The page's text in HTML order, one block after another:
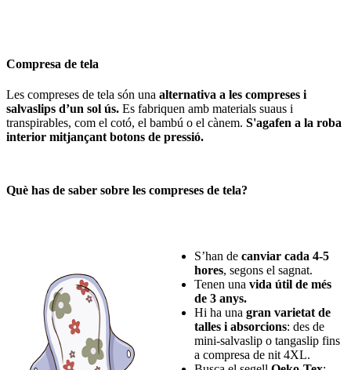
Compresa de tela
Les compreses de tela són una alternativa a les compreses i
salvaslips d’un sol ús. Es fabriquen amb materials suaus i
transpirables, com el cotó, el bambú o el cànem. S'agafen a la roba
interior mitjançant botons de pressió.
Què has de saber sobre les compreses de tela?
S’han de canviar cada 4-5
hores, segons el sagnat.
Tenen una vida útil de més
de 3 anys.
Hi ha una gran varietat de
talles i absorcions: des de
mini-salvaslip o tangaslip fins
a compresa de nit 4XL.